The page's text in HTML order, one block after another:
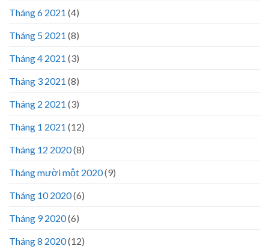
Tháng 6 2021 (4)
Tháng 5 2021 (8)
Tháng 4 2021 (3)
Tháng 3 2021 (8)
Tháng 2 2021 (3)
Tháng 1 2021 (12)
Tháng 12 2020(8)
Tháng mười một 2020(9)
Tháng 10 2020(6)
Tháng 9 2020(6)
Tháng 8 2020(12)